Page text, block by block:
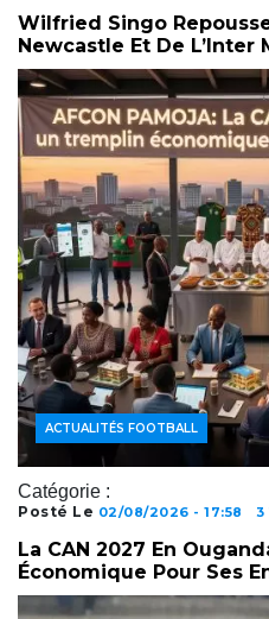
Wilfried Singo
Newcastle Et De L’Inter
Catégorie :
ACTUALITÉS FOOTBALL
Posté Le 02/08/2026 - 17:58 3
La CAN 2027 En
Économique Pour Ses